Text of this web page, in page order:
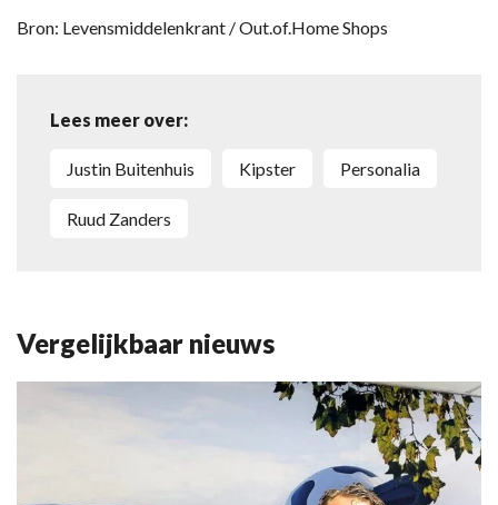
Bron: Levensmiddelenkrant / Out.of.Home Shops
Lees meer over:
Justin Buitenhuis Kipster personalia
Ruud Zanders
Vergelijkbaar nieuws